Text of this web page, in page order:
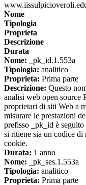
Nome
Tipologia
Proprieta
Descrizione
Durata
Nome: _pk_id.1.553a
Tipologia: analitico
Proprieta: Prima parte
Descrizione: Questo
analisi web open source
proprietari di siti Web a
misurare le prestazioni
prefisso _pk_id è
si ritiene sia un codice
cookie.
Durata: 1 anno
Nome: _pk_ses.1.553a
Tipologia: analitico
Proprieta: Prima parte